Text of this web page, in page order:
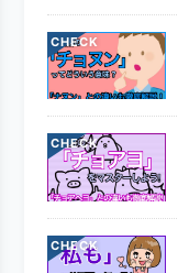
CHECK
CHECK
CHECK